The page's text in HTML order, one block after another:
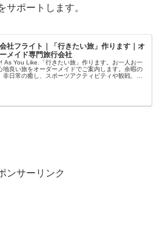
サポートします。
社フライト｜「行きたい旅」作ります｜オ
メイド専門旅行会社
As You Like.「行きたい旅」作ります。お一人お一
地良い旅をオーダーメイドでご案内します。余暇の
非日常の癒し、スポーツアクティビティや観戦、文
ンサーリンク